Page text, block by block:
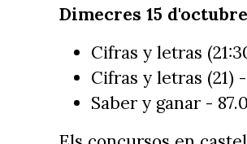
Dimecres 15
Cifras y letras
Cifras y letras (21)
Saber y ganar -